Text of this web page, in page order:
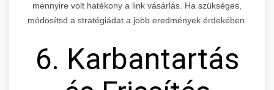
mennyire volt hatékony a link vásárlás. Ha szükséges,
módosítsd a stratégiádat a jobb eredmények érdekében.
6. Karbantartás